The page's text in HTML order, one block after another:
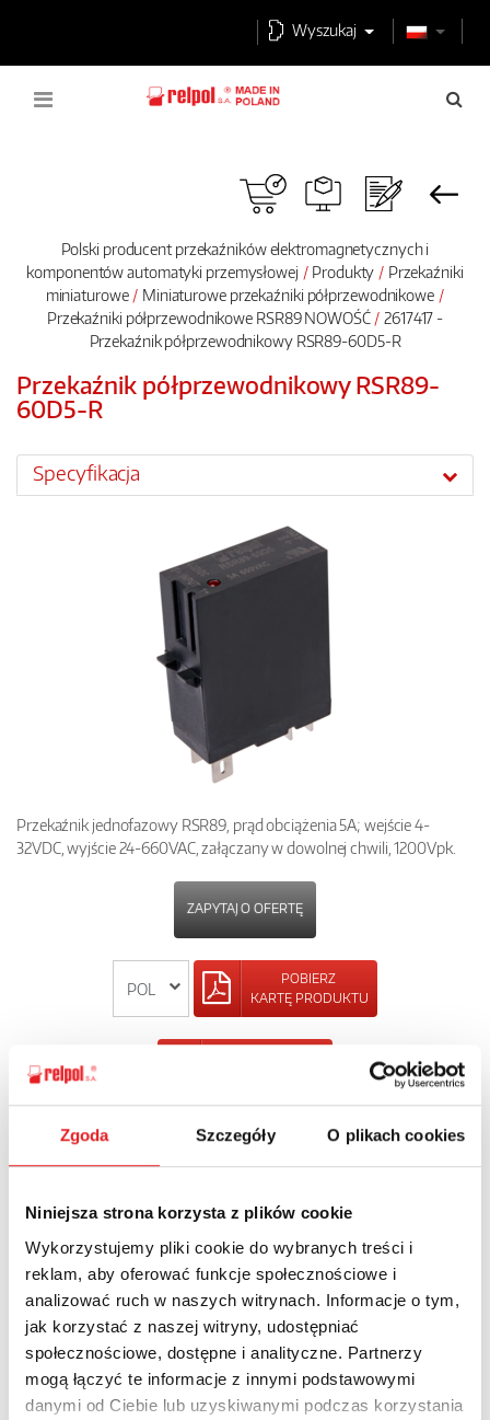
Zgoda Szczegóły O plikach cookies
Niniejsza strona korzysta z plików cookie
Wykorzystujemy pliki cookie do wybranych treści i
reklam, aby oferować funkcje społecznościowe i
analizować ruch w naszych witrynach. Informacje o tym,
jak korzystać z naszej witryny, udostępniać
społecznościowe, dostępne i analityczne. Partnerzy
mogą łączyć te informacje z innymi podstawowymi
danymi od Ciebie lub uzyskiwanymi podczas korzystania
Wyszukaj
Polski producent przekaźników elektromagnetycznych i
komponentów automatyki przemysłowej
Produkty
Przekaźniki
miniaturowe
Miniaturowe przekaźniki półprzewodnikowe
Przekaźniki półprzewodnikowe RSR89 NOWOŚĆ
2617417 -
Przekaźnik półprzewodnikowy RSR89-60D5-R
Przekaźnik półprzewodnikowy RSR89-
60D5-R
Specyfikacja
Przekaźnik jednofazowy RSR89, prąd obciążenia 5A; wejście 4-
32VDC, wyjście 24-660VAC, załączany w dowolnej chwili, 1200Vpk.
ZAPYTAJ O OFERTĘ
POBIERZ
KARTĘ PRODUKTU
Imię i nazwisko: *
Adres e-mail: *